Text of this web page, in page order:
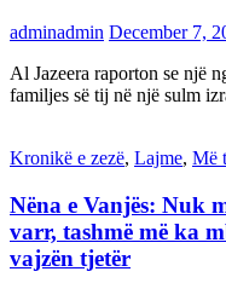
adminadmin December 7,
Al Jazeera raporton se një
familjes së tij në një sulm
Kronikë e zezë, Lajme, Më
Nëna e Vanjës: Nuk
varr, tashmë më ka
vajzën tjetër